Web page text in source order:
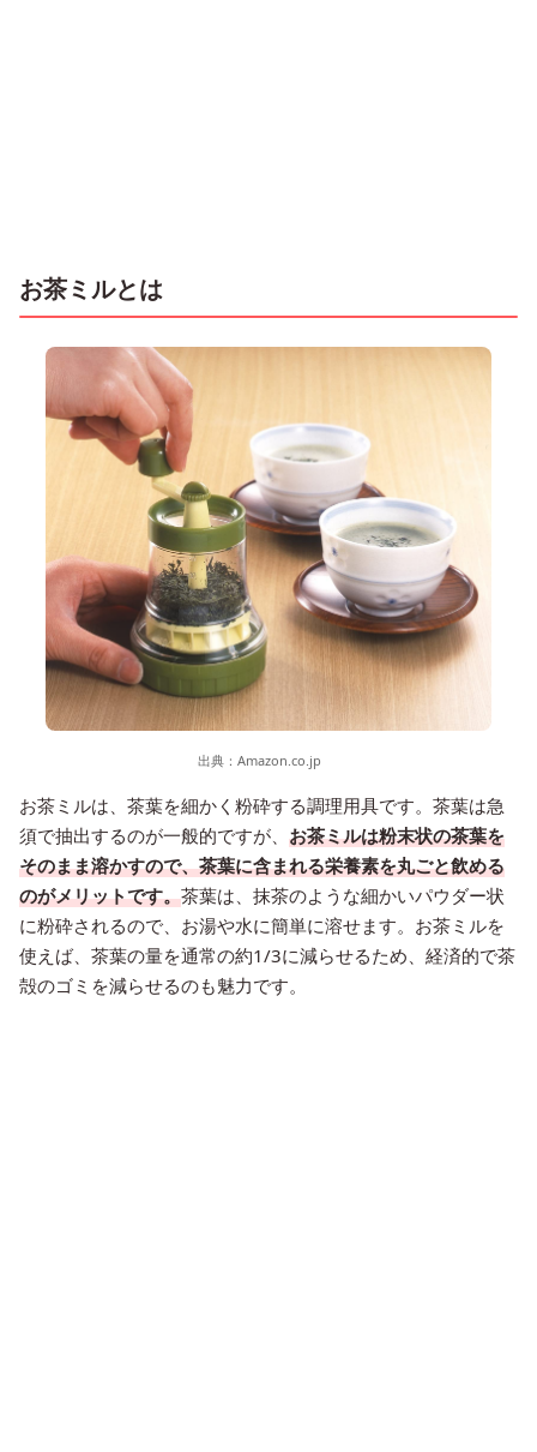
お茶ミルとは
出典： Amazon.co.jp
お茶ミルは、茶葉を細かく粉砕する調理用具です。茶葉は急
須で抽出するのが一般的ですが、 お茶ミルは粉末状の茶葉を
そのまま溶かすので、茶葉に含まれる栄養素を丸ごと飲める
のがメリットです。茶葉は、抹茶のような細かいパウダー状
に粉砕されるので、お湯や水に簡単に溶せます。お茶ミルを
使えば、茶葉の量を通常の約1/3に減らせるため、経済的で茶
殻のゴミを減らせるのも魅力です。